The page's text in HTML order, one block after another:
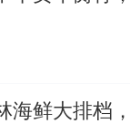
海鲜大排档